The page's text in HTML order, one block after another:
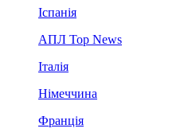
Іспанія
АПЛ Top News
Італія
Німеччина
Франція